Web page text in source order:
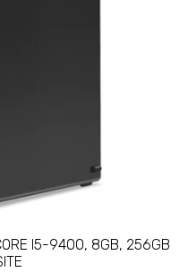
I5-9400, 8GB, 256GB